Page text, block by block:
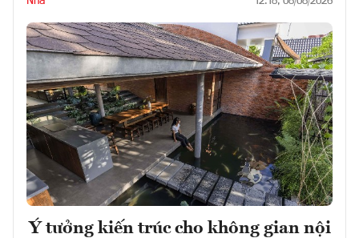
Ý tưởng kiến trúc cho không gian nội